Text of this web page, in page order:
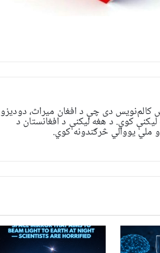
کالم‌نویس دی چې د افغان میراث، دودیزو
کوي. د هغه لیکنې د افغانستان د
ملي یووالي څرګندونه کوي.